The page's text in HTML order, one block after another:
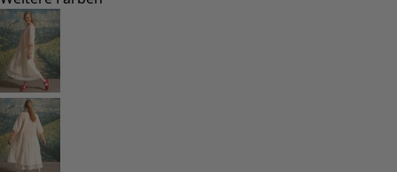
Styles-Mode
Leinenkleidung
Kleider im Hippie-Stil
Grosse Grössen
Blumenkleidung
Hippie-Mode
Skandinavische Mode